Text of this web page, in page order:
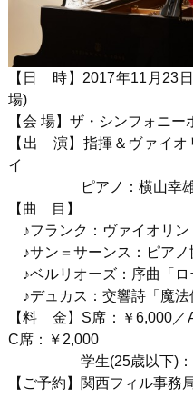
【日 時】 2017年11 月 23 日
場)
【会 場】ザ・シンフォニー
【出 演】指揮＆ヴァイオ
イ
ピアノ：横山幸
【曲 目】
♪フランク：ヴァイオリン
♪サン＝サーンス：ピアノ
♪ベルリオーズ：序曲「ロ
♪デュカス：交響詩「魔法
【料 金】 S席：￥6,000 ／
C席：￥ 2,000
学生(25歳以下)
【ご予約】関西フィル事務